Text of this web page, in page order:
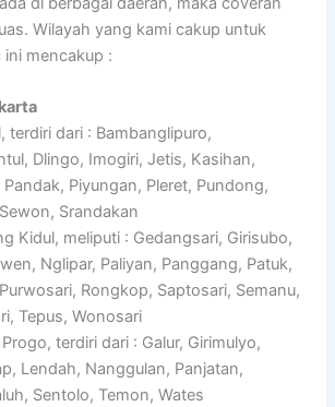
Wilayah yang kami cakup untuk
mencakup :
terdiri dari : Bambanglipuro,
Dlingo, Imogiri, Jetis, Kasihan,
Piyungan, Pleret, Pundong,
Srandakan
Kidul, meliputi : Gedangsari, Girisubo,
Nglipar, Paliyan, Panggang, Patuk,
Rongkop, Saptosari, Semanu,
Tepus, Wonosari
terdiri dari : Galur, Girimulyo,
Lendah, Nanggulan, Panjatan,
Sentolo, Temon, Wates